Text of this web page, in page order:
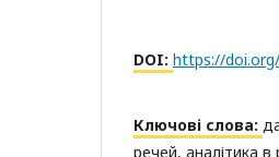
DOI: https://
Ключові слова:
речей, аналітика в